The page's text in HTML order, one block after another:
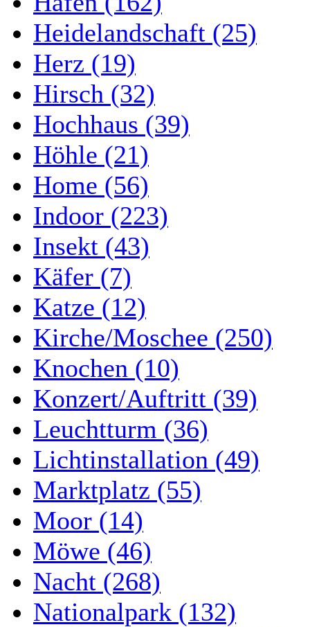
Heidelandschaft (25)
Herz (19)
Hirsch (32)
Hochhaus (39)
Höhle (21)
Home (56)
Indoor (223)
Insekt (43)
Käfer (7)
Katze (12)
Kirche/Moschee (250)
Knochen (10)
Konzert/Auftritt (39)
Leuchtturm (36)
Lichtinstallation (49)
Marktplatz (55)
Moor (14)
Möwe (46)
Nacht (268)
Nationalpark (132)